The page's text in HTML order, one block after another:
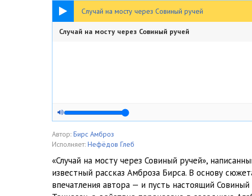
Случай на мосту через Совиный ручей
27:18
Случай на мосту через Совиный ручей
Автор: Бирс Амброз
Исполняет: Нефёдов Глеб
«Случай на мосту через Совиный ручей»,
известный рассказ Амброза Бирса. В основу
впечатления автора — и пусть настоящий